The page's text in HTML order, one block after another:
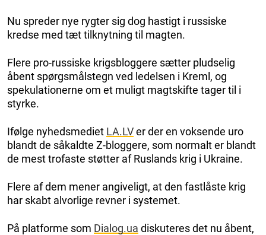
Nu spreder nye rygter sig dog hastigt i russiske
kredse med tæt tilknytning til magten.
Flere pro-russiske krigsbloggere sætter pludselig
åbent spørgsmålstegn ved ledelsen i Kreml, og
spekulationerne om et muligt magtskifte tager til i
styrke.
Ifølge nyhedsmediet LA.LVer der en voksende uro
blandt de såkaldte Z-bloggere, som normalt er blandt
de mest trofaste støtter af Ruslands krig i Ukraine.
Flere af dem mener angiveligt, at den fastlåste krig
har skabt alvorlige revner i systemet.
På platforme som Dialog.ua diskuteres det nu åbent,